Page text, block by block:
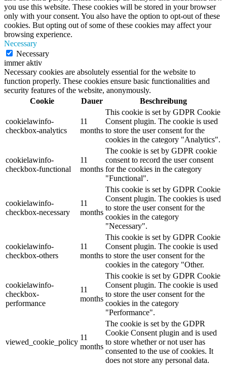
you use this website. These cookies will be stored in your browser
only with your consent. You also have the option to opt-out of these
cookies. But opting out of some of these cookies may affect your
browsing experience.
Necessary
Necessary
immer aktiv
Necessary cookies are absolutely essential for the website to
function properly. These cookies ensure basic functionalities and
security features of the website, anonymously.
Cookie
Dauer Beschreibung
cookielawinfo-
checkbox-analytics
11
months
This cookie is set by GDPR Cookie
Consent plugin. The cookie is used
to store the user consent for the
cookies in the category "Analytics".
cookielawinfo-
checkbox-functional
11
months
The cookie is set by GDPR cookie
consent to record the user consent
for the cookies in the category
"Functional".
cookielawinfo-
checkbox-necessary
11
months
This cookie is set by GDPR Cookie
Consent plugin. The cookies is used
to store the user consent for the
cookies in the category
"Necessary".
cookielawinfo-
checkbox-others
11
months
This cookie is set by GDPR Cookie
Consent plugin. The cookie is used
to store the user consent for the
cookies in the category "Other.
cookielawinfo-
checkbox-
performance
11
months
This cookie is set by GDPR Cookie
Consent plugin. The cookie is used
to store the user consent for the
cookies in the category
"Performance".
viewed_cookie_policy
11
months
The cookie is set by the GDPR
Cookie Consent plugin and is used
to store whether or not user has
consented to the use of cookies. It
does not store any personal data.